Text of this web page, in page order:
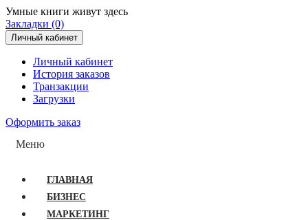
Умные книги живут здесь
Закладки (0)
Личный кабинет
Личный кабинет
История заказов
Транзакции
Загрузки
Оформить заказ
Меню
ГЛАВНАЯ
БИЗНЕС
МАРКЕТИНГ